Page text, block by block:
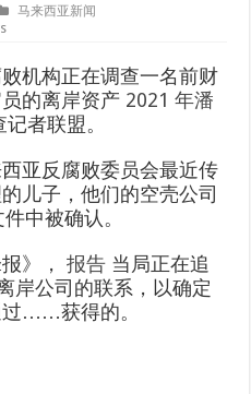
马来西亚新闻
机构正在调查一名前财
的离岸资产 2021 年潘
者联盟。
亚反腐败委员会最近传
儿子，他们的空壳公司
中被确认。
报》，报告 当局正在追
岸公司的联系，以确定
……获得的。